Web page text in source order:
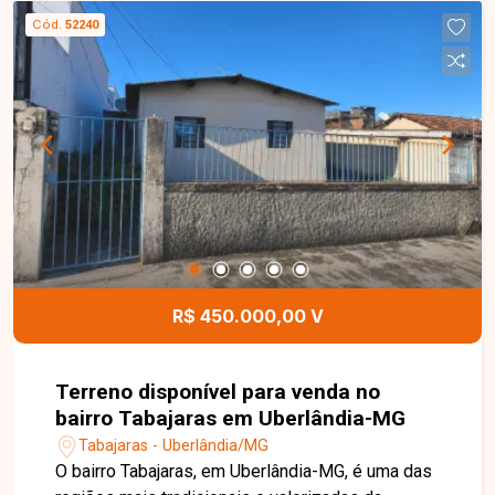
regiões. Ideal para você que busca um local com
ótima valorização. Disponibilidade e valores
sujeitos a alteração.
Cód. 52240
R$ 450.000,00 V
Terreno disponível para venda no
bairro Tabajaras em Uberlândia-MG
Tabajaras - Uberlândia/MG
O bairro Tabajaras, em Uberlândia-MG, é uma das